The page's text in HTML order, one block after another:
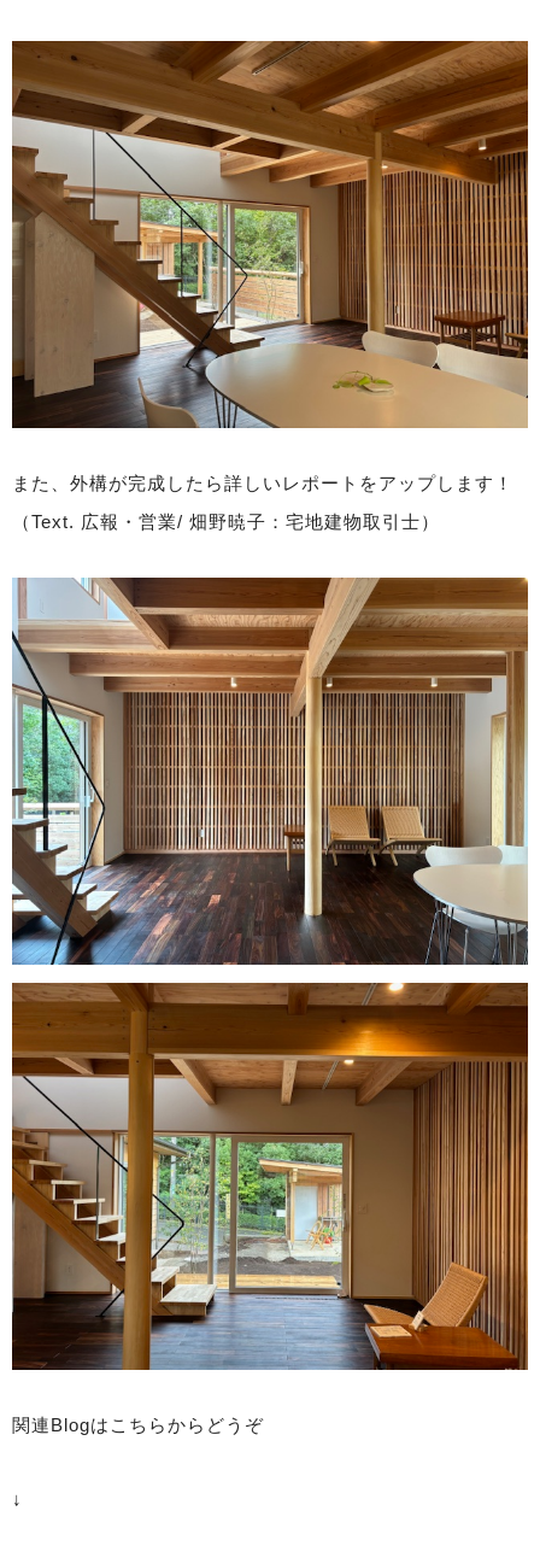
また、外構が完成したら詳しいレポートをアップします！
（Text. 広報・営業/ 畑野暁子：宅地建物取引士）
関連Blogはこちらからどうぞ
↓